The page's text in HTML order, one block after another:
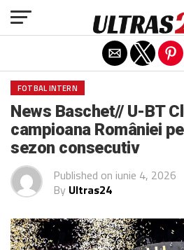
FOTBAL INTERN
News Baschet// U-BT
campioana României
sezon consecutiv
Published on iunie 4, 2026
By Ultras24
Exit mobile